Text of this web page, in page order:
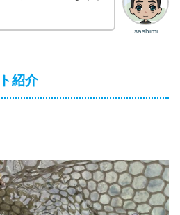
sashimi
紹介